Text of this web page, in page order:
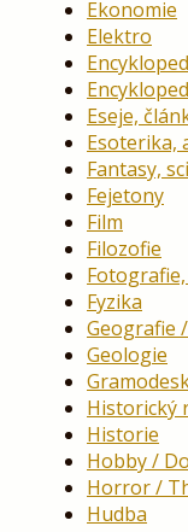
Ekonomie
Elektro
Eseje,
Esoterika,
Fantasy,
Fejetony
Film
Filozofie
Fyzika
Geografie
Geologie
Historický
Historie
Hobby /
Horror /
Hudba